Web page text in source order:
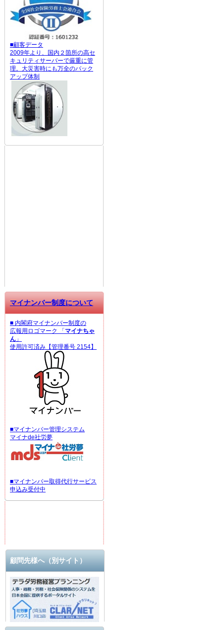
■顧客データ
2009年より、国内２箇所の高セ
キュリティサーバーで厳重に管
理。大災害時にも万全のバック
アップ体制
マイナンバー制度について
■ 内閣府マイナンバー制度の
広報用ロゴマーク 「 マイナちゃ
ん 」
使用許可済み【管理番号 2154】
■マイナンバー管理システム
マイナde社労夢
■マイナンバー取得代行サービス
申込み受付中
顧問先様へ（別サイト）